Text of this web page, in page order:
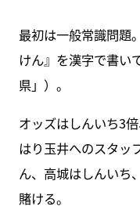
最初は一般常識問題
けん』を漢字で書い
県」）。
オッズはしんいち3
はり玉井へのスタッ
ん、高城はしんいち
賭ける。